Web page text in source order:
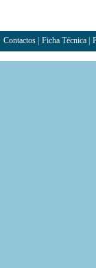
Contactos Ficha Técnica